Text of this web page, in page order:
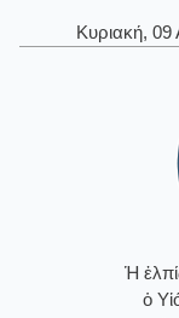
Κυριακή, 09
Ἡ
ὁ